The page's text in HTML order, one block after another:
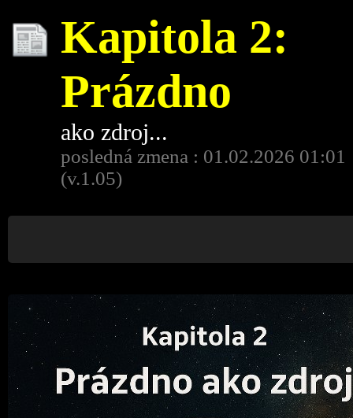
Kapitola 2:
Prázdno
ako zdroj...
posledná zmena : 01.02.2026 01:01
(v.1.05)